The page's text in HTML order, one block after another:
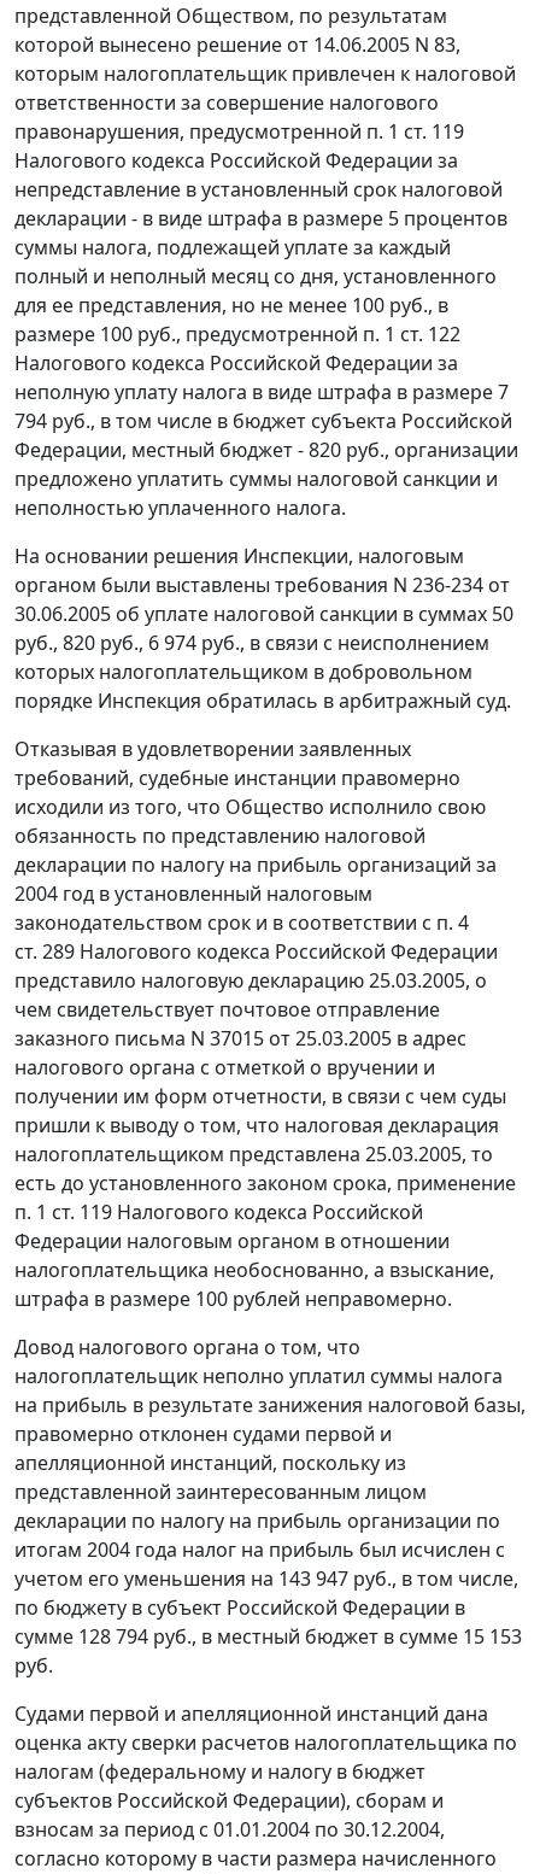
представленной Обществом, по результатам
которой вынесено решение от 14.06.2005 N 83,
которым налогоплательщик привлечен к налоговой
ответственности за совершение налогового
правонарушения, предусмотренной п. 1 ст. 119
Налогового кодекса Российской Федерации за
непредставление в установленный срок налоговой
декларации - в виде штрафа в размере 5 процентов
суммы налога, подлежащей уплате за каждый
полный и неполный месяц со дня, установленного
для ее представления, но не менее 100 руб., в
размере 100 руб., предусмотренной п. 1 ст. 122
Налогового кодекса Российской Федерации за
неполную уплату налога в виде штрафа в размере 7
794 руб., в том числе в бюджет субъекта Российской
Федерации, местный бюджет - 820 руб., организации
предложено уплатить суммы налоговой санкции и
неполностью уплаченного налога.
На основании решения Инспекции, налоговым
органом были выставлены требования N 236-234 от
30.06.2005 об уплате налоговой санкции в суммах 50
руб., 820 руб., 6 974 руб., в связи с неисполнением
которых налогоплательщиком в добровольном
порядке Инспекция обратилась в арбитражный суд.
Отказывая в удовлетворении заявленных
требований, судебные инстанции правомерно
исходили из того, что Общество исполнило свою
обязанность по представлению налоговой
декларации по налогу на прибыль организаций за
2004 год в установленный налоговым
законодательством срок и в соответствии с п. 4
ст. 289 Налогового кодекса Российской Федерации
представило налоговую декларацию 25.03.2005, о
чем свидетельствует почтовое отправление
заказного письма N 37015 от 25.03.2005 в адрес
налогового органа с отметкой о вручении и
получении им форм отчетности, в связи с чем суды
пришли к выводу о том, что налоговая декларация
налогоплательщиком представлена 25.03.2005, то
есть до установленного законом срока, применение
п. 1 ст. 119 Налогового кодекса Российской
Федерации налоговым органом в отношении
налогоплательщика необоснованно, а взыскание,
штрафа в размере 100 рублей неправомерно.
Довод налогового органа о том, что
налогоплательщик неполно уплатил суммы налога
на прибыль в результате занижения налоговой базы,
правомерно отклонен судами первой и
апелляционной инстанций, поскольку из
представленной заинтересованным лицом
декларации по налогу на прибыль организации по
итогам 2004 года налог на прибыль был исчислен с
учетом его уменьшения на 143 947 руб., в том числе,
по бюджету в субъект Российской Федерации в
сумме 128 794 руб., в местный бюджет в сумме 15 153
руб.
Судами первой и апелляционной инстанций дана
оценка акту сверки расчетов налогоплательщика по
налогам (федеральному и налогу в бюджет
субъектов Российской Федерации), сборам и
взносам за период с 01.01.2004 по 30.12.2004,
согласно которому в части размера начисленного